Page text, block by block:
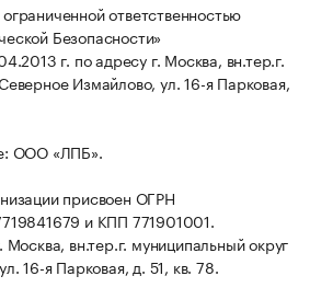
ответственностью
Безопасности»
г. по адресу г. Москва, вн.тер.г.
Измайлово, ул. 16-я Парковая,
ООО «ЛПБ».
присвоен ОГРН
и КПП 771901001.
вн.тер.г. муниципальный округ
16-я Парковая, д. 51, кв. 78.